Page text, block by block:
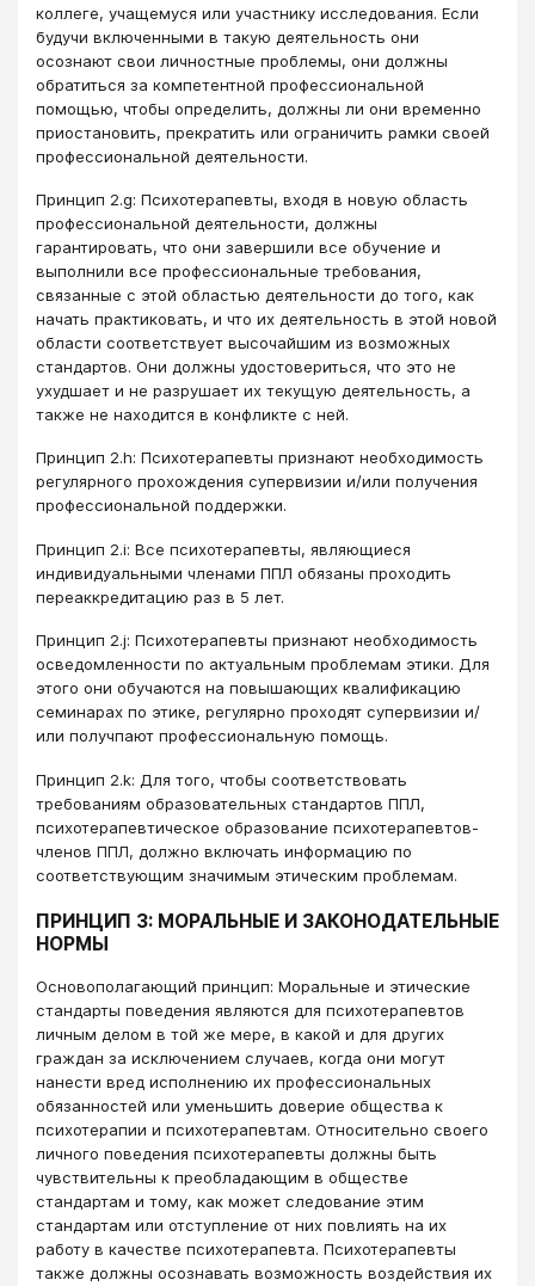
коллеге, учащемуся или участнику исследования. Если
будучи включенными в такую деятельность они
осознают свои личностные проблемы, они должны
обратиться за компетентной профессиональной
помощью, чтобы определить, должны ли они временно
приостановить, прекратить или ограничить рамки своей
профессиональной деятельности.
Принцип 2.g: Психотерапевты, входя в новую область
профессиональной деятельности, должны
гарантировать, что они завершили все обучение и
выполнили все профессиональные требования,
связанные с этой областью деятельности до того, как
начать практиковать, и что их деятельность в этой новой
области соответствует высочайшим из возможных
стандартов. Они должны удостовериться, что это не
ухудшает и не разрушает их текущую деятельность, а
также не находится в конфликте с ней.
Принцип 2.h: Психотерапевты признают необходимость
регулярного прохождения супервизии и/или получения
профессиональной поддержки.
Принцип 2.i: Все психотерапевты, являющиеся
индивидуальными членами ППЛ обязаны проходить
переаккредитацию раз в 5 лет.
Принцип 2.j: Психотерапевты признают необходимость
осведомленности по актуальным проблемам этики. Для
этого они обучаются на повышающих квалификацию
семинарах по этике, регулярно проходят супервизии и/
или получпают профессиональную помощь.
Принцип 2.k: Для того, чтобы соответствовать
требованиям образовательных стандартов ППЛ,
психотерапевтическое образование психотерапевтов-
членов ППЛ, должно включать информацию по
соответствующим значимым этическим проблемам.
ПРИНЦИП 3: МОРАЛЬНЫЕ И ЗАКОНОДАТЕЛЬНЫЕ
НОРМЫ
Основополагающий принцип: Моральные и этические
стандарты поведения являются для психотерапевтов
личным делом в той же мере, в какой и для других
граждан за исключением случаев, когда они могут
нанести вред исполнению их профессиональных
обязанностей или уменьшить доверие общества к
психотерапии и психотерапевтам. Относительно своего
личного поведения психотерапевты должны быть
чувствительны к преобладающим в обществе
стандартам и тому, как может следование этим
стандартам или отступление от них повлиять на их
работу в качестве психотерапевта. Психотерапевты
также должны осознавать возможность воздействия их